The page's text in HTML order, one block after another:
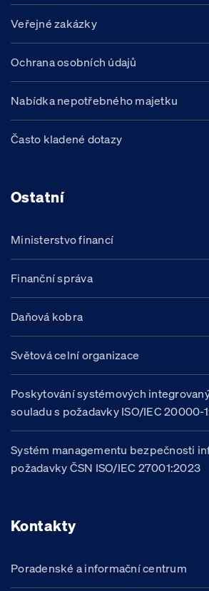
Veřejné zakázky
Ochrana osobních údajů
Nabídka nepotřebného majetku
Často kladené dotazy
Ostatní
Ministerstvo financí
Finanční správa
Daňová kobra
Světová celní organizace
Poskytování systémových
souladu s požadavky ISO/IEC 20000-
Systém managementu bezpečnosti
požadavky ČSN ISO/IEC 27001:2023
Kontakty
Poradenské a informační centrum